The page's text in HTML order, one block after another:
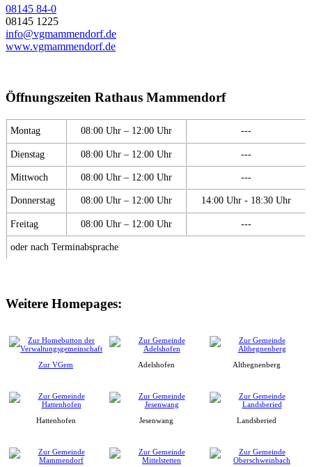
08145 84-0
08145 1225
info@vgmammendorf.de
www.vgmammendorf.de
Öffnungszeiten Rathaus Mammendorf
Montag 08:00 Uhr – 12:00 Uhr ---
Dienstag 08:00 Uhr – 12:00 Uhr ---
Mittwoch 08:00 Uhr – 12:00 Uhr ---
Donnerstag 08:00 Uhr – 12:00 Uhr 14:00 Uhr - 18:30 Uhr
Freitag 08:00 Uhr – 12:00 Uhr ---
oder nach Terminabsprache
Weitere Homepages:
Zur VGem Adelshofen Althegnenberg
Hattenhofen Jesenwang Landsberied